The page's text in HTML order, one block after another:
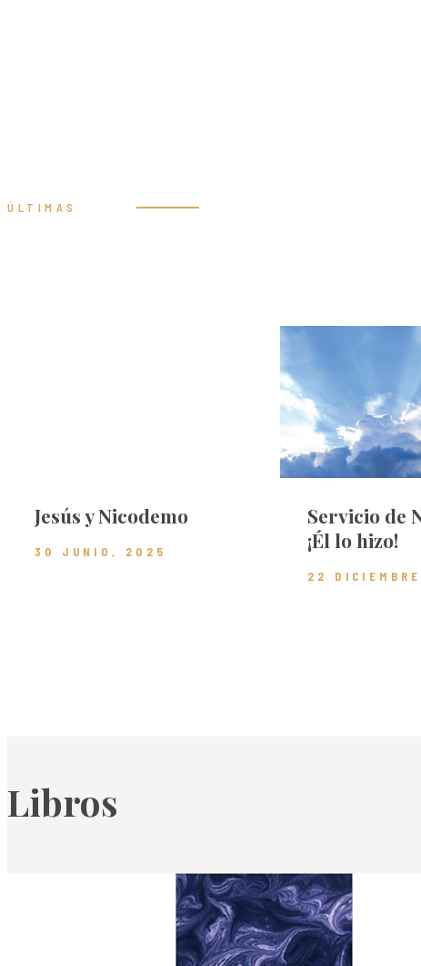
ÚLTIMAS
Jesús y Nicodemo
30 JUNIO, 2025
Servicio de
¡Él lo hizo!
22
Libros